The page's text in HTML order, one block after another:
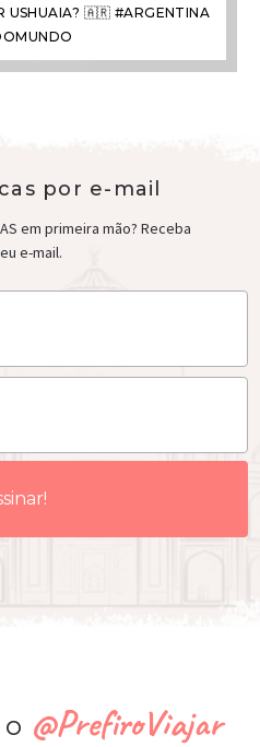
USHUAIA? 🇦🇷 #ARGENTINA
por e-mail
em primeira mão? Receba
e-mail.
@PrefiroViajar